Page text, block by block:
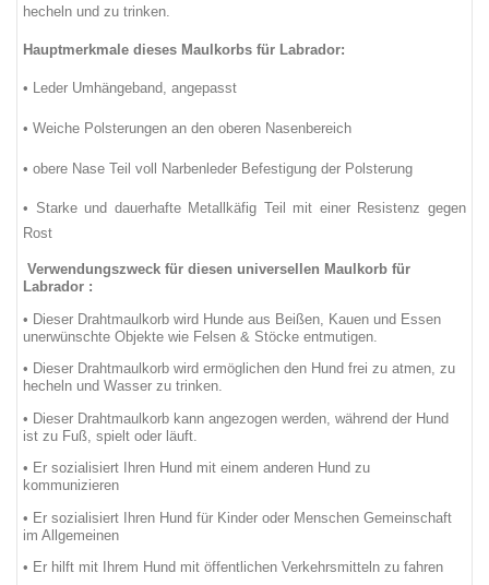
hecheln und zu trinken.
Hauptmerkmale dieses Maulkorbs für Labrador:
• Leder Umhängeband, angepasst
• Weiche Polsterungen an den oberen Nasenbereich
• obere Nase Teil voll Narbenleder Befestigung der Polsterung
• Starke und dauerhafte Metallkäfig Teil mit einer Resistenz gegen
Rost
Verwendungszweck für diesen universellen Maulkorb für
Labrador :
• Dieser Drahtmaulkorb wird Hunde aus Beißen , Kauen und Essen
unerwünschte Objekte wie Felsen & Stöcke entmutigen
• Dieser Drahtmaulkorb wird ermöglichen den Hund frei zu atmen, zu
hecheln und Wasser zu trinken.
• Dieser Drahtmaulkorb kann angezogen werden während der Hund
ist zu Fuß spielt oder läuft
• Er sozialisiert Ihren Hund mit einem anderen Hund zu
kommunizieren
• Er sozialisiert Ihren Hund für Kinder oder Menschen Gemeinschaft
im Allgemeinen
• Er hilft mit Ihrem Hund mit öffentlichen Verkehrsmitteln zu fahren